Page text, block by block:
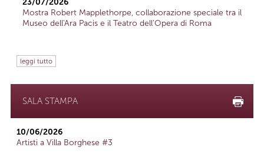
Mostra Robert Mapplethorpe, collaborazione speciale tra il
Museo dell'Ara Pacis e il Teatro dell'Opera di Roma
leggi tutto
SALA STAMPA
10/06/2026
Artisti a Villa Borghese #3